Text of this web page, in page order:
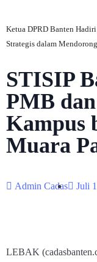
Ketua DPRD Banten
Strategis dalam
STISIP
PMB
Kampus
Muara
Admin Cadas Juli
LEBAK